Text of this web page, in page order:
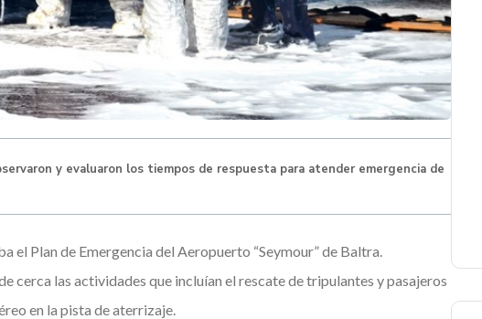
y evaluaron los tiempos de respuesta para atender emergencia de
el Plan de Emergencia del Aeropuerto “Seymour” de Baltra.
cerca las actividades que incluían el rescate de tripulantes y pasajeros
en la pista de aterrizaje.